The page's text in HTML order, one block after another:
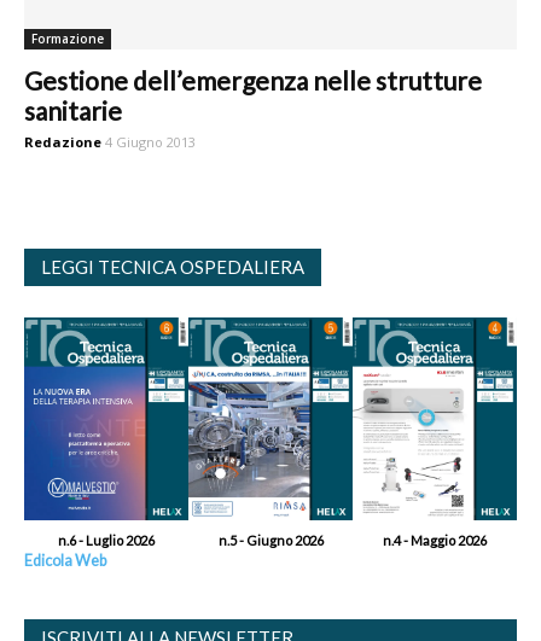
Formazione
Gestione dell’emergenza nelle strutture
sanitarie
Redazione 4 Giugno 2013
LEGGI TECNICA OSPEDALIERA
n.6 - Luglio 2026 n.5 - Giugno 2026 n.4 - Maggio 2026
Edicola Web